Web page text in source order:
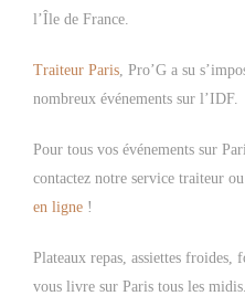
l’Île de France.
Traiteur Paris, Pro’G a su
nombreux événements sur l’IDF.
Pour tous vos événements sur
contactez notre service traiteur
en ligne !
Plateaux repas, assiettes froides,
vous livre sur Paris tous les midis.